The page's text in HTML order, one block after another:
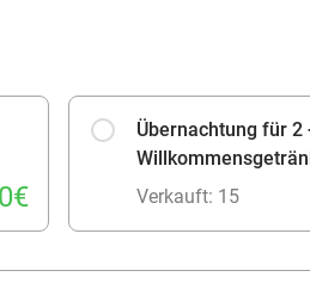
Übernachtung für 2
Verkauft: 15